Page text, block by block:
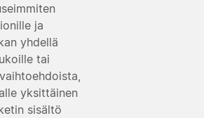
ja
yhdellä
tai
yksittäinen
sisältö